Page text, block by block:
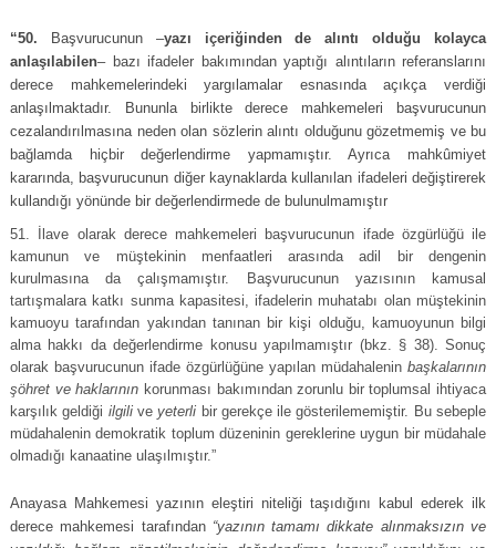
“50. Başvurucunun –yazı içeriğinden de alıntı olduğu kolayca
anlaşılabilen– bazı ifadeler bakımından yaptığı alıntıların referanslarını
derece mahkemelerindeki yargılamalar esnasında açıkça verdiği
anlaşılmaktadır. Bununla birlikte derece mahkemeleri başvurucunun
cezalandırılmasına neden olan sözlerin alıntı olduğunu gözetmemiş ve bu
bağlamda hiçbir değerlendirme yapmamıştır. Ayrıca mahkûmiyet
kararında, başvurucunun diğer kaynaklarda kullanılan ifadeleri değiştirerek
kullandığı yönünde bir değerlendirmede de bulunulmamıştır
İlave olarak derece mahkemeleri başvurucunun ifade özgürlüğü ile
kamunun ve müştekinin menfaatleri arasında adil bir dengenin
kurulmasına da çalışmamıştır. Başvurucunun yazısının kamusal
tartışmalara katkı sunma kapasitesi, ifadelerin muhatabı olan müştekinin
kamuoyu tarafından yakından tanınan bir kişi olduğu, kamuoyunun bilgi
alma hakkı da değerlendirme konusu yapılmamıştır (bkz. § 38). Sonuç
olarak başvurucunun ifade özgürlüğüne yapılan müdahaleninbaşkalarının
şöhret ve haklarının korunması bakımından zorunlu bir toplumsal ihtiyaca
karşılık geldiği ilgili veyeterli bir gerekçe ile gösterilememiştir. Bu sebeple
müdahalenin demokratik toplum düzeninin gereklerine uygun bir müdahale
olmadığı kanaatine ulaşılmıştır.”
Anayasa Mahkemesi yazının eleştiri niteliği taşıdığını kabul ederek ilk
derece mahkemesi tarafından “yazının tamamı dikkate alınmaksızın ve